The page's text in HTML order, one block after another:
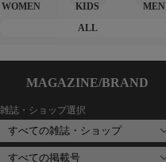
WOMEN KIDS
MEN
ALL
MAGAZINE/BRAND
雑誌・ショップ選択